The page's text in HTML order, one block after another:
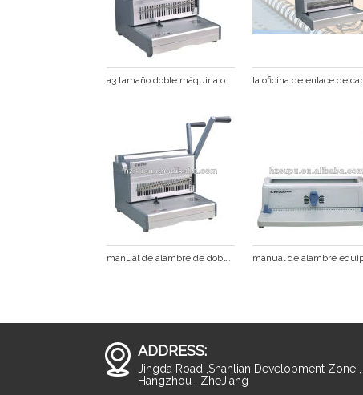
a3 tamaño doble máquina obligatoria de alambre cw430t
manual de alambre de doble enlace de equipos
ADDRESS:
Jingda Road ,Shanlian Development Zone , ,
Hangzhou , ZheJiang